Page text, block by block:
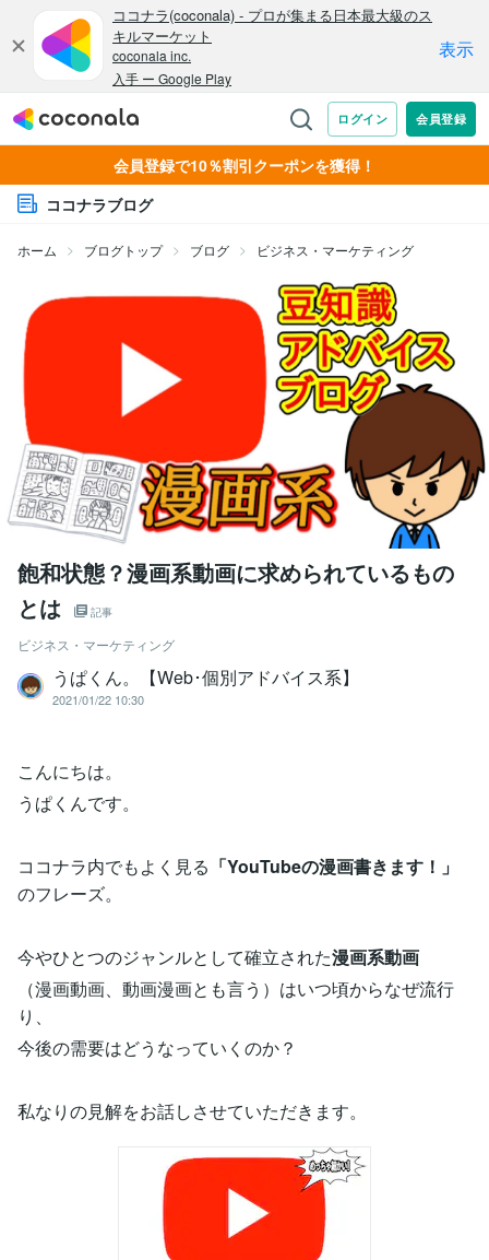
会員登録で10％割引クーポンを獲得！
ココナラブログ
ホーム ブログトップ ブログ ビジネス・マーケティング
飽和状態？漫画系動画に求められているもの
とは
記事
ビジネス・マーケティング
うぱくん。【Web･個別アドバイス系】
2021/01/22 10:30
こんにちは。
うぱくんです。
ココナラ内でもよく見る 「YouTubeの漫画書きます！」
のフレーズ。
今やひとつのジャンルとして確立された漫画系動画
（漫画動画、動画漫画とも言う）はいつ頃からなぜ流行
り、
今後の需要はどうなっていくのか？
私なりの見解をお話しさせていただきます。